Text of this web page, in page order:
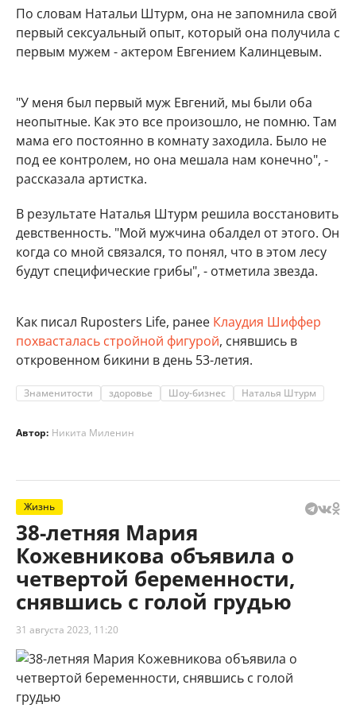
По словам Натальи Штурм, она не запомнила свой
первый сексуальный опыт, который она получила с
первым мужем - актером Евгением Калинцевым.
"У меня был первый муж Евгений, мы были оба
неопытные. Как это все произошло, не помню. Там
мама его постоянно в комнату заходила. Было не
под ее контролем, но она мешала нам конечно", -
рассказала артистка.
В результате Наталья Штурм решила восстановить
девственность. "Мой мужчина обалдел от этого. Он
когда со мной связался, то понял, что в этом лесу
будут специфические грибы", - отметила звезда.
Как писал Ruposters Life, ранее Клаудия Шиффер
похвасталась стройной фигурой, снявшись в
откровенном бикини в день 53-летия.
Знаменитости здоровье Шоу-бизнес Наталья Штурм
Автор: Никита Миленин
Жизнь
38-летняя Мария
Кожевникова объявила о
четвертой беременности,
снявшись с голой грудью
31 августа 2023, 11:20